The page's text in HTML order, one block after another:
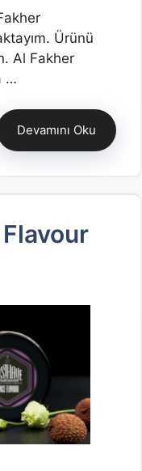
Ürünü
Al Fakher
…
Devamını Oku